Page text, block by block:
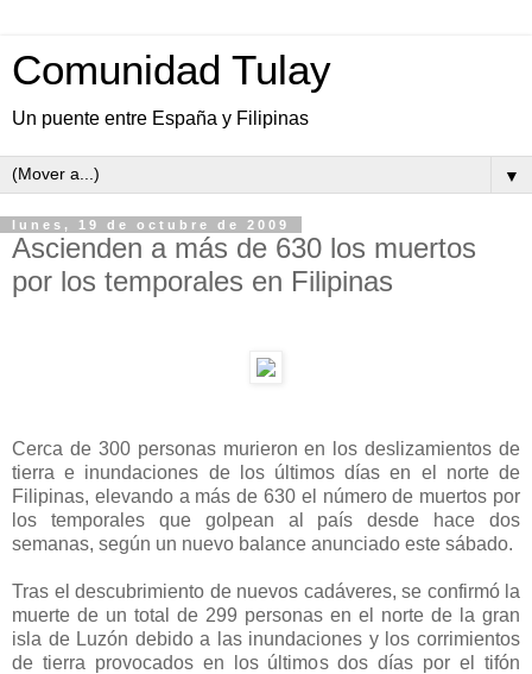
Comunidad Tulay
Un puente entre España y Filipinas
▼
lunes, 19 de octubre de 2009
Ascienden a más de 630 los muertos
por los temporales en Filipinas
Cerca de 300 personas murieron en los deslizamientos de
tierra e inundaciones de los últimos días en el norte de
Filipinas, elevando a más de 630 el número de muertos por
los temporales que golpean al país desde hace dos
semanas, según un nuevo balance anunciado este sábado.
Tras el descubrimiento de nuevos cadáveres, se confirmó la
muerte de un total de 299 personas en el norte de la gran
isla de Luzón debido a las inundaciones y los corrimientos
de tierra provocados en los últimos dos días por el tifón